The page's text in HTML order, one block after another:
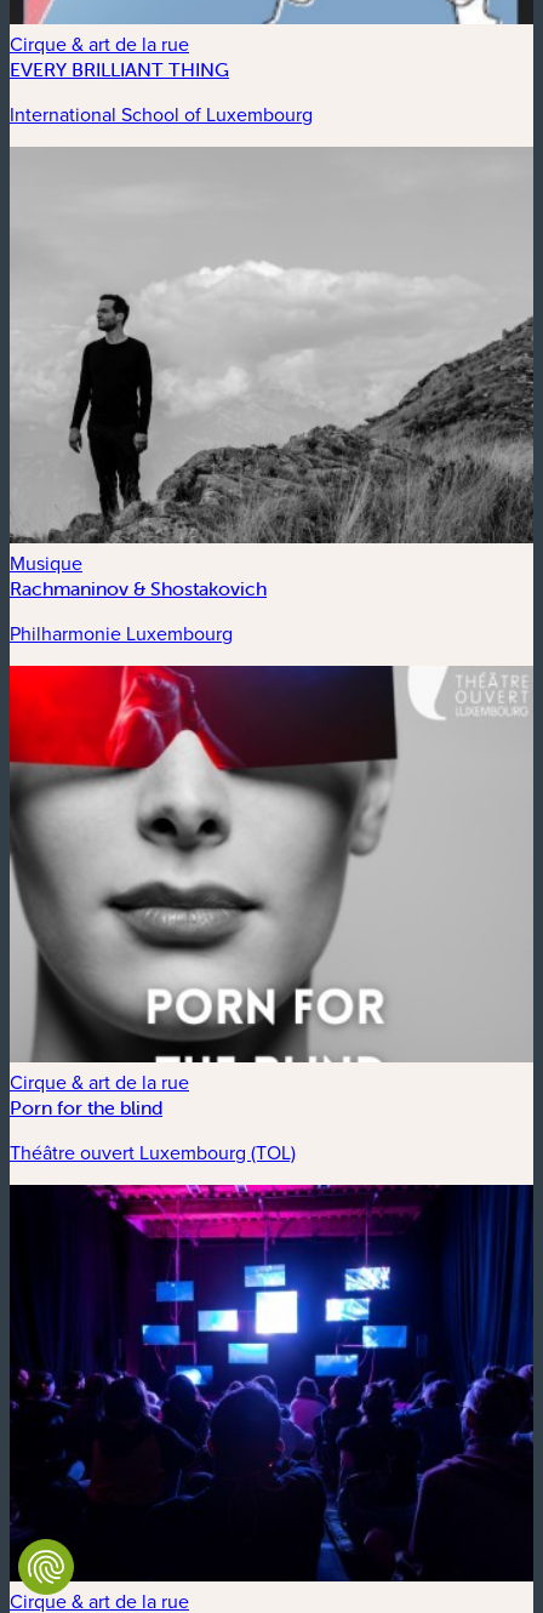
Cirque & art de la rue
EVERY BRILLIANT THING
International School of Luxembourg
Musique
Rachmaninov & Shostakovich
Philharmonie Luxembourg
Cirque & art de la rue
Porn for the blind
Théâtre ouvert Luxembourg (TOL)
Cirque & art de la rue